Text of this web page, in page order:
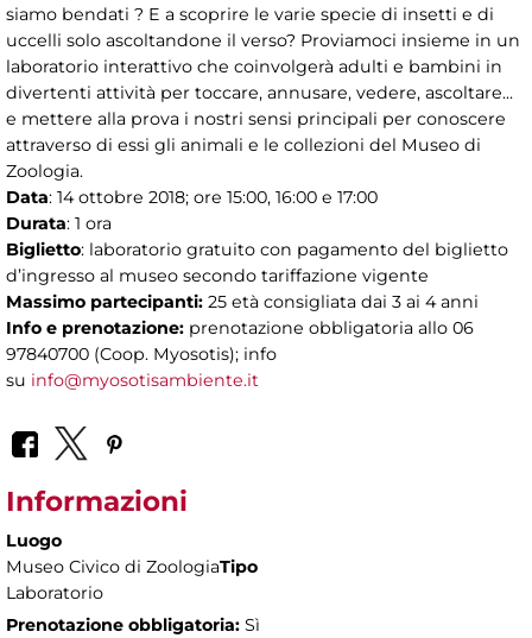
siamo bendati ? E a scoprire le varie specie di insetti e di
uccelli solo ascoltandone il verso? Proviamoci insieme in un
laboratorio interattivo che coinvolgerà adulti e bambini in
divertenti attività per toccare, annusare, vedere, ascoltare...
e mettere alla prova i nostri sensi principali per conoscere
attraverso di essi gli animali e le collezioni del Museo di
Zoologia.
Data: 14 ottobre 2018; ore 15:00, 16:00 e 17:00
Durata: 1 ora
Biglietto: laboratorio gratuito con pagamento del biglietto
d’ingresso al museo secondo tariffazione vigente
Massimo partecipanti: 25 età consigliata dai 3 ai 4 anni
Info e prenotazione: prenotazione obbligatoria allo 06
97840700 (Coop. Myosotis); info
su info@myosotisambiente.it
Informazioni
Luogo
Museo Civico di ZoologiaTipo
Laboratorio
Prenotazione obbligatoria: Sì